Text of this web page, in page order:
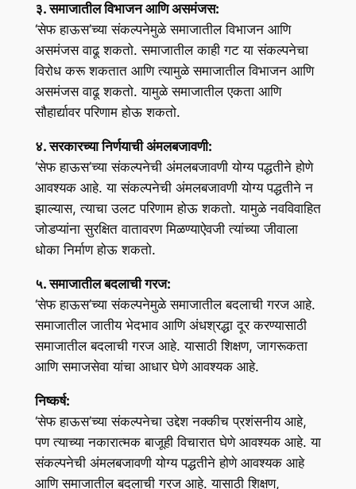
३. समाजातील विभाजन आणि असमंजस:
‘सेफ हाऊस’च्या संकल्पनेमुळे समाजातील विभाजन आणि
असमंजस वाढू शकतो. समाजातील काही गट या संकल्पनेचा
विरोध करू शकतात आणि त्यामुळे समाजातील विभाजन आणि
असमंजस वाढू शकतो. यामुळे समाजातील एकता आणि
सौहार्द्यावर परिणाम होऊ शकतो.
४. सरकारच्या निर्णयाची अंमलबजावणी:
‘सेफ हाऊस’च्या संकल्पनेची अंमलबजावणी योग्य पद्धतीने होणे
आवश्यक आहे. या संकल्पनेची अंमलबजावणी योग्य पद्धतीने न
झाल्यास, त्याचा उलट परिणाम होऊ शकतो. यामुळे नवविवाहित
जोडप्यांना सुरक्षित वातावरण मिळण्याऐवजी त्यांच्या जीवाला
धोका निर्माण होऊ शकतो.
५. समाजातील बदलाची गरज:
‘सेफ हाऊस’च्या संकल्पनेमुळे समाजातील बदलाची गरज आहे.
समाजातील जातीय भेदभाव आणि अंधश्रद्धा दूर करण्यासाठी
समाजातील बदलाची गरज आहे. यासाठी शिक्षण, जागरूकता
आणि समाजसेवा यांचा आधार घेणे आवश्यक आहे.
निष्कर्ष:
‘सेफ हाऊस’च्या संकल्पनेचा उद्देश नक्कीच प्रशंसनीय आहे,
पण त्याच्या नकारात्मक बाजूही विचारात घेणे आवश्यक आहे. या
संकल्पनेची अंमलबजावणी योग्य पद्धतीने होणे आवश्यक आहे
आणि समाजातील बदलाची गरज आहे. यासाठी शिक्षण,